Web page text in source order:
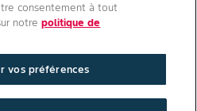
consentement à tout
notrepolitique de
vos préférences